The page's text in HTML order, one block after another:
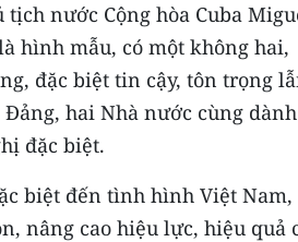
nước Cộng hòa Cuba
hình mẫu, có một không hai,
đặc biệt tin cậy, tôn trọng
hai Nhà nước cùng
đặc biệt.
biệt đến tình hình Việt Nam,
nâng cao hiệu lực, hiệu quả